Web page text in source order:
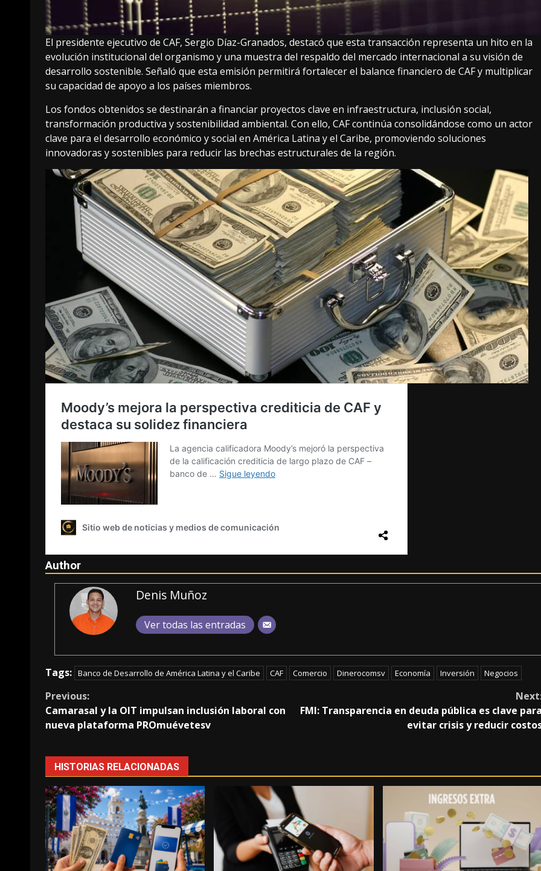
El presidente ejecutivo de CAF, Sergio Díaz-Granados, destacó que esta transacción representa un hito en la
evolución institucional del organismo y una muestra del respaldo del mercado internacional a su visión de
desarrollo sostenible. Señaló que esta emisión permitirá fortalecer el balance financiero de CAF y multiplicar
su capacidad de apoyo a los países miembros.
Los fondos obtenidos se destinarán a financiar proyectos clave en infraestructura, inclusión social,
transformación productiva y sostenibilidad ambiental. Con ello, CAF continúa consolidándose como un actor
clave para el desarrollo económico y social en América Latina y el Caribe, promoviendo soluciones
innovadoras y sostenibles para reducir las brechas estructurales de la región.
Author
Denis Muñoz
Ver todas las entradas
Tags: Banco de Desarrollo de América Latina y el Caribe CAF Comercio Dinerocomsv Economía Inversión Negocios
Continue
Reading
Previous:
Camarasal y la OIT impulsan inclusión laboral con
nueva plataforma PROmuévetesv
FMI: Transparencia en deuda pública es clave
evitar crisis y reducir
HISTORIAS RELACIONADAS